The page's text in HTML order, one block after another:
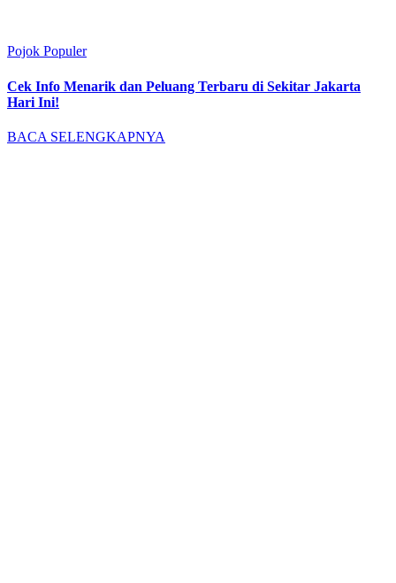
Pojok Populer
Cek Info Menarik dan Peluang Terbaru di Sekitar Jakarta
Hari Ini!
BACA SELENGKAPNYA